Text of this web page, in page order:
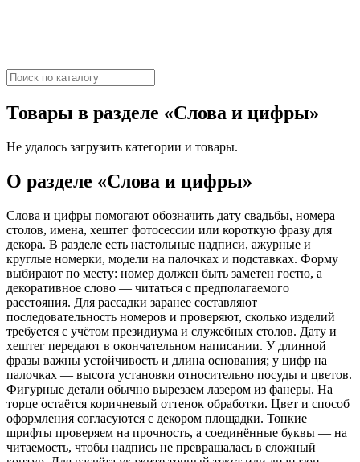
Товары в разделе «Слова и цифры»
Не удалось загрузить категории и товары.
О разделе «Слова и цифры»
Слова и цифры помогают обозначить дату свадьбы, номера
столов, имена, хештег фотосессии или короткую фразу для
декора. В разделе есть настольные надписи, ажурные и
круглые номерки, модели на палочках и подставках. Форму
выбирают по месту: номер должен быть заметен гостю, а
декоративное слово — читаться с предполагаемого
расстояния. Для рассадки заранее составляют
последовательность номеров и проверяют, сколько изделий
требуется с учётом президиума и служебных столов. Дату и
хештег передают в окончательном написании. У длинной
фразы важны устойчивость и длина основания; у цифр на
палочках — высота установки относительно посуды и цветов.
Фигурные детали обычно вырезаем лазером из фанеры. На
торце остаётся коричневый оттенок обработки. Цвет и способ
оформления согласуются с декором площадки. Тонкие
шрифты проверяем на прочность, а соединённые буквы — на
читаемость, чтобы надпись не превращалась в сложный